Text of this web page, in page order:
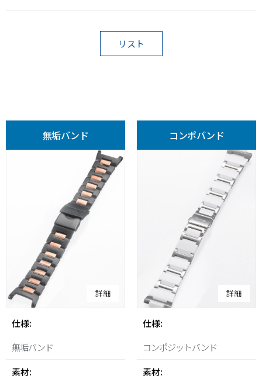
リスト
無垢バンド
詳細
仕様:
無垢バンド
素材:
コンポバンド
詳細
仕様:
コンポジットバンド
素材: